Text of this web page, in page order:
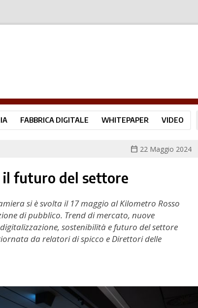
FABBRICA DIGITALE WHITEPAPER VIDEO
calendar_today 22 Maggio 2024
il futuro del settore
si è svolta il 17 maggio al Kilometro Rosso
di pubblico. Trend di mercato, nuove
sostenibilità e futuro del settore
da relatori di spicco e Direttori delle